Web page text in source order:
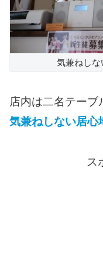
気兼ねしな
店内は二名テーブ
気兼ねしない居心
ス